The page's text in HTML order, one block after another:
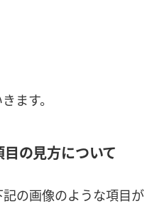
ます。
目の見方について
の画像のような項目が